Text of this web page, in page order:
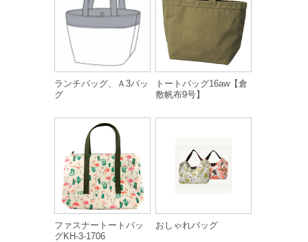
ランチバッグ、Ａ3バッ
グ
トートバッグ16aw【倉
敷帆布9号】
ファスナートートバッ
グKH-3-1706
おしゃれバッグ